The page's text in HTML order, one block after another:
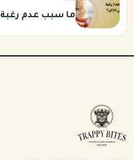
ما سبب عدم رغبة